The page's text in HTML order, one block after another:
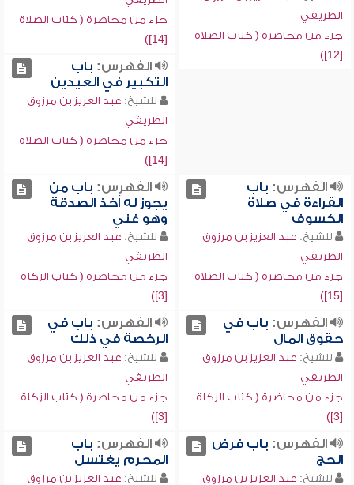
الطريفي
جزء من محاضرة ( كتاب الصلاة
[12])
جزء من محاضرة ( كتاب الصلاة
[14])
الفهرس: باب
التكبير في العيدين
للشيخ: عبد العزيز بن مرزوق
الطريفي
جزء من محاضرة ( كتاب الصلاة
[14])
الفهرس: باب
القراءة في صلاة
الكسوف
للشيخ: عبد العزيز بن مرزوق
الطريفي
جزء من محاضرة ( كتاب الصلاة
[15])
الفهرس: باب من
يجوز له أخذ الصدقة
وهو غني
للشيخ: عبد العزيز بن مرزوق
الطريفي
جزء من محاضرة ( كتاب الزكاة
[3])
الفهرس: باب في
حقوق المال
للشيخ: عبد العزيز بن مرزوق
الطريفي
جزء من محاضرة ( كتاب الزكاة
[3])
الفهرس: باب في
الرخصة في ذلك
للشيخ: عبد العزيز بن مرزوق
الطريفي
جزء من محاضرة ( كتاب الزكاة
[3])
الفهرس: باب فرض
الحج
للشيخ: عبد العزيز بن مرزوق
الفهرس: باب
المحرم يغتسل
للشيخ: عبد العزيز بن مرزوق